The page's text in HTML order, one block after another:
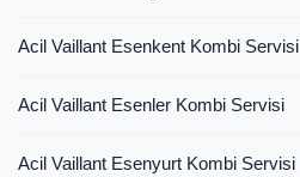
Acil Vaillant Esenkent Kombi Servisi
Acil Vaillant Esenler Kombi Servisi
Acil Vaillant Esenyurt Kombi Servisi